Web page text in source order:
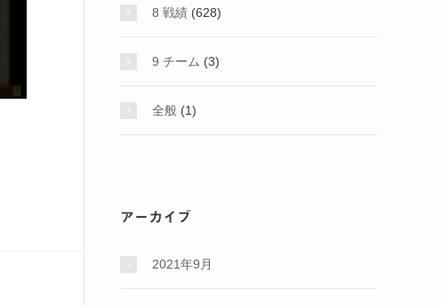
8 戦績 (628)
9 チーム (3)
全般 (1)
アーカイブ
2021年9月